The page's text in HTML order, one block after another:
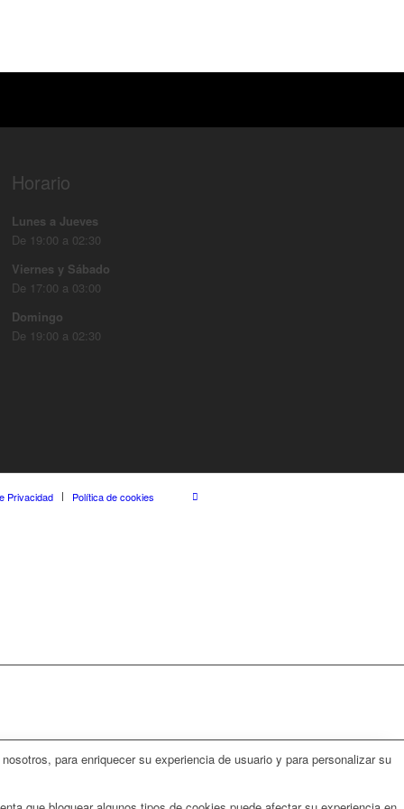
Horario
Lunes a Jueves
De 19:00 a 02:30
Viernes y Sábado
De 17:00 a 03:00
Domingo
De 19:00 a 02:30
Privacidad Política de cookies
para enriquecer su experiencia de usuario y para personalizar su